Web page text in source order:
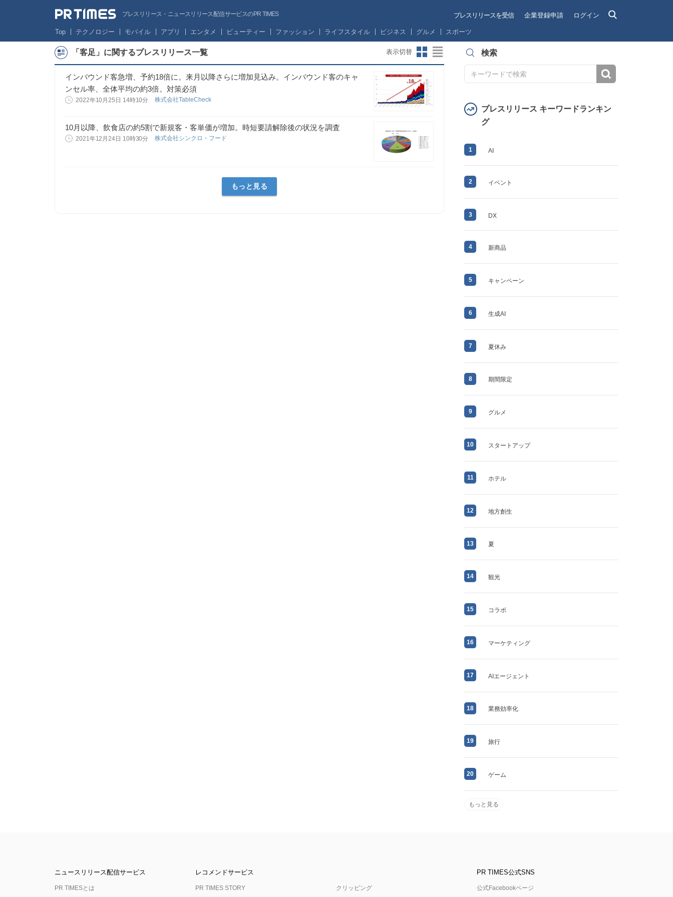
プレスリリース・ニュースリリース配信サービスのPR TIMES プレスリリースを受信 企業登録申請 ログイン
Top テクノロジー モバイル アプリ エンタメ ビューティー ファッション ライフスタイル ビジネス グルメ スポーツ
「客足」に関するプレスリリース一覧 表示切替
インバウンド客急増、予約18倍に。来月以降さらに増加見込み。インバウンド客のキャ
ンセル率、全体平均の約3倍。対策必須
2022年10月25日 14時10分 株式会社TableCheck
10月以降、飲食店の約5割で新規客・客単価が増加。時短要請解除後の状況を調査
2021年12月24日 10時30分 株式会社シンクロ・フード
もっと見る
検索
プレスリリース キーワードランキン
グ
1 AI
2 イベント
3 DX
4 新商品
5 キャンペーン
6 生成AI
7 夏休み
8 期間限定
9 グルメ
10 スタートアップ
11 ホテル
12 地方創生
13 夏
14 観光
15 コラボ
16 マーケティング
17 AIエージェント
18 業務効率化
19 旅行
20 ゲーム
もっと見る
ニュースリリース配信サービス
PR TIMESとは
レコメンドサービス
PR TIMES STORY クリッピング
PR TIMES公式SNS
公式Facebookページ